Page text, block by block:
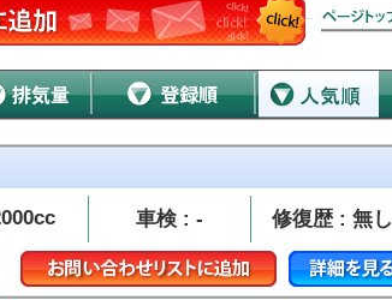
車検 : - 修復歴 : 無し